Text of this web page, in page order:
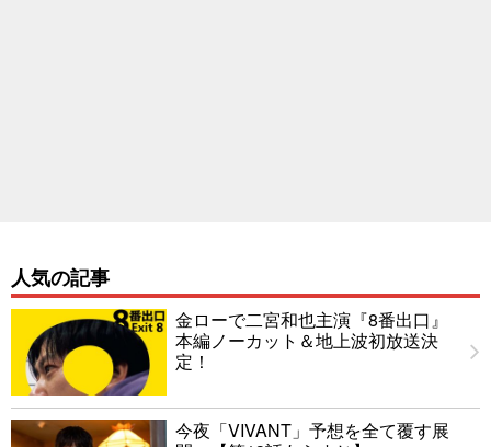
人気の記事
金ローで二宮和也主演『8番出口』
本編ノーカット＆地上波初放送決
定！
今夜「VIVANT」予想を全て覆す展